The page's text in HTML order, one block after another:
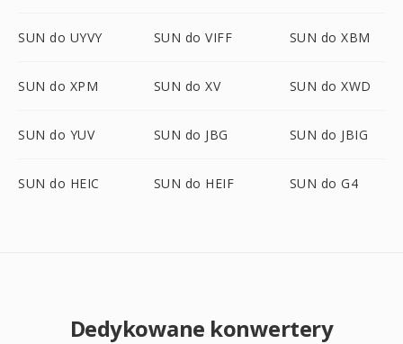
SUN do UYVY SUN do VIFF SUN do XBM
SUN do XPM SUN do XV SUN do XWD
SUN do YUV SUN do JBG SUN do JBIG
SUN do HEIC SUN do HEIF SUN do G4
Dedykowane konwertery